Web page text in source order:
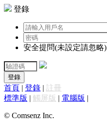
登錄
安全提問(未設定請忽略)
登錄
首頁 | 登錄 | 註冊
標準版 | 觸屏版 | 電腦版 |
© Comsenz Inc.